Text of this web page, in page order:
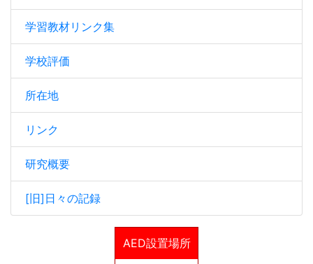
学習教材リンク集
学校評価
所在地
リンク
研究概要
[旧]日々の記録
AED設置場所